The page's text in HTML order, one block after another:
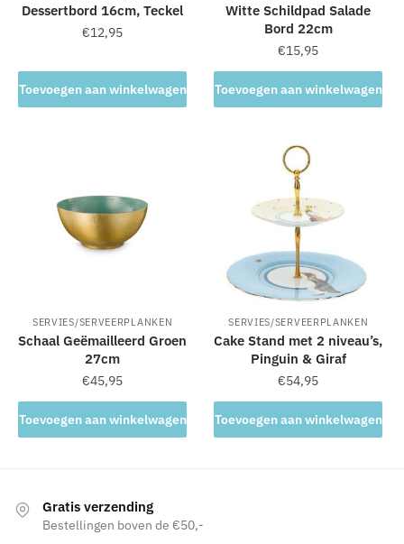
Dessertbord 16cm, Teckel
€12,95
Toevoegen aan winkelwagen
Witte Schildpad Salade
Bord 22cm
€15,95
Toevoegen aan winkelwagen
SERVIES/SERVEERPLANKEN
Schaal Geëmailleerd Groen
27cm
€45,95
Toevoegen aan winkelwagen
SERVIES/SERVEERPLANKEN
Cake Stand met 2 niveau’s,
Pinguin & Giraf
€54,95
Toevoegen aan winkelwagen
Gratis verzending
Bestellingen boven de €50,-